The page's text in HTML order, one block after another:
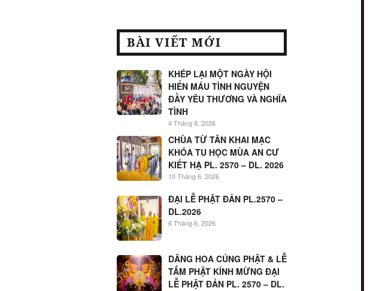
BÀI VIẾT MỚI
KHÉP LẠI MỘT NGÀY HỘI
HIẾN MÁU TÌNH NGUYỆN
ĐẦY YÊU THƯƠNG VÀ NGHĨA
TÌNH
4 Tháng 8, 2026
CHÙA TỪ TÂN KHAI MẠC
KHÓA TU HỌC MÙA AN CƯ
KIẾT HẠ PL. 2570 – DL. 2026
10 Tháng 6, 2026
ĐẠI LỄ PHẬT ĐẢN PL.2570 –
DL.2026
6 Tháng 6, 2026
DÂNG HOA CÚNG PHẬT & LỄ
TẮM PHẬT KÍNH MỪNG ĐẠI
LỄ PHẬT ĐẢN PL. 2570 – DL.